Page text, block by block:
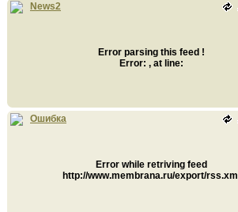
News2
Error parsing this feed !
Error: , at line:
Ошибка
Error while retriving feed
http://www.membrana.ru/export/rss.xml